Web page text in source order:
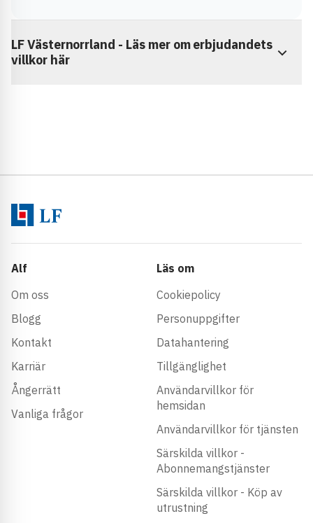
LF Västernorrland - Läs mer om erbjudandets
villkor här
Alf
Om oss
Blogg
Kontakt
Karriär
Ångerrätt
Vanliga frågor
Läs om
Cookiepolicy
Personuppgifter
Datahantering
Tillgänglighet
Användarvillkor för
hemsidan
Användarvillkor för tjänsten
Särskilda villkor -
Abonnemangstjänster
Särskilda villkor - Köp av
utrustning